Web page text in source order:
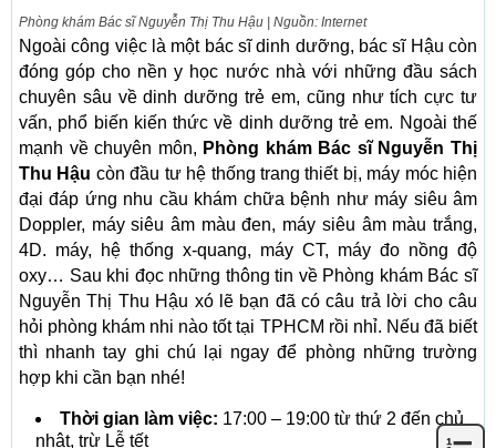
Phòng khám Bác sĩ Nguyễn Thị Thu Hậu | Nguồn: Internet
Ngoài công việc là một bác sĩ dinh dưỡng, bác sĩ Hậu còn
đóng góp cho nền y học nước nhà với những đầu sách
chuyên sâu về dinh dưỡng trẻ em, cũng như tích cực tư
vấn, phổ biến kiến ​​thức về dinh dưỡng trẻ em. Ngoài thế
mạnh về chuyên môn, Phòng khám Bác sĩ Nguyễn Thị
Thu Hậu còn đầu tư hệ thống trang thiết bị, máy móc hiện
đại đáp ứng nhu cầu khám chữa bệnh như máy siêu âm
Doppler, máy siêu âm màu đen, máy siêu âm màu trắng,
4D. máy, hệ thống x-quang, máy CT, máy đo nồng độ
oxy… Sau khi đọc những thông tin về Phòng khám Bác sĩ
Nguyễn Thị Thu Hậu xó lẽ bạn đã có câu trả lời cho câu
hỏi phòng khám nhi nào tốt tại TPHCM rồi nhỉ. Nếu đã biết
thì nhanh tay ghi chú lại ngay để phòng những trường
hợp khi cần bạn nhé!
Thời gian làm việc: 17:00 – 19:00 từ thứ 2 đến chủ
nhật, trừ Lễ tết